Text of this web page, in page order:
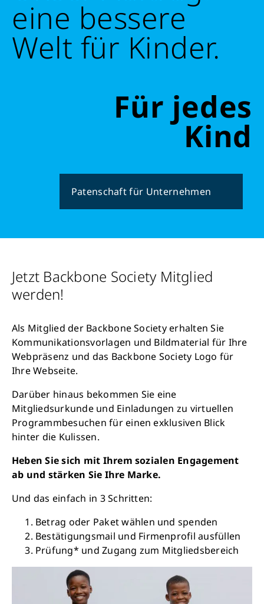
eine bessere
Welt für Kinder.
Für jedes
Kind
Patenschaft für Unternehmen
Jetzt Backbone Society Mitglied
werden!
Als Mitglied der Backbone Society erhalten Sie
Kommunikationsvorlagen und Bildmaterial für Ihre
Webpräsenz und das Backbone Society Logo für
Ihre Webseite.
Darüber hinaus bekommen Sie eine
Mitgliedsurkunde und Einladungen zu virtuellen
Programmbesuchen für einen exklusiven Blick
hinter die Kulissen.
Heben Sie sich mit Ihrem sozialen Engagement
ab und stärken Sie Ihre Marke.
Und das einfach in 3 Schritten:
Betrag oder Paket wählen und spenden
Bestätigungsmail und Firmenprofil ausfüllen
Prüfung* und Zugang zum Mitgliedsbereich